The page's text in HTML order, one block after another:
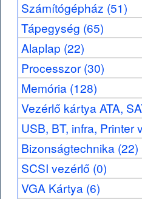
Számítógépház (51)
Tápegység (65)
Alaplap (22)
Processzor (30)
Memória (128)
Vezérlő kártya ATA,
USB, BT, infra, Printer
Bizonságtechnika (22)
SCSI vezérlő (0)
VGA Kártya (6)